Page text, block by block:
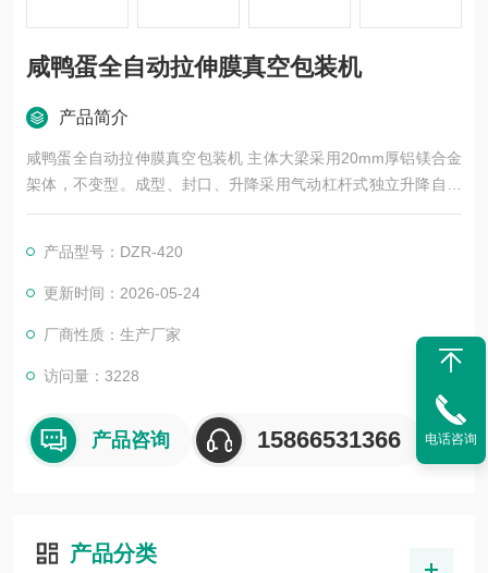
咸鸭蛋全自动拉伸膜真空包装机
产品简介
咸鸭蛋全自动拉伸膜真空包装机 主体大梁采用20mm厚铝镁合金
架体，不变型。成型、封口、升降采用气动杠杆式独立升降自锁
系统。组合封口模具、整体封口垫子，封口加热板为多个加热管
产品型号：DZR-420
更新时间：2026-05-24
厂商性质：生产厂家
访问量：3228
产品咨询 15866531366
产品分类
电话咨询